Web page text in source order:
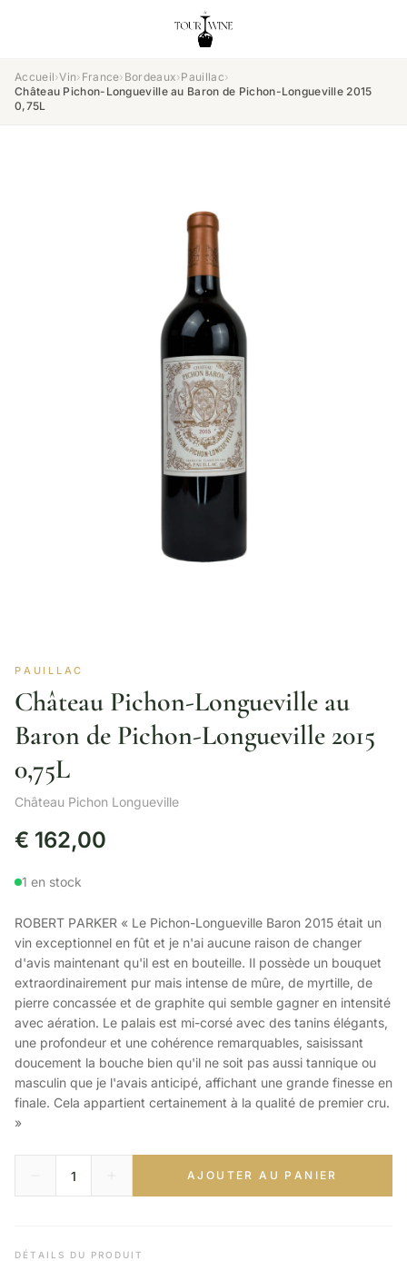
Accueil›Vin› France› Bordeaux›Pauillac›
Château Pichon-Longueville au Baron de Pichon-Longueville 2015
0,75L
PAUILLAC
Château Pichon-Longueville au
Baron de Pichon-Longueville 2015
0,75L
Château Pichon Longueville
€ 162,00
1 en stock
ROBERT PARKER « Le Pichon-Longueville Baron 2015 était un
vin exceptionnel en fût et je n'ai aucune raison de changer
d'avis maintenant qu'il est en bouteille. Il possède un bouquet
extraordinairement pur mais intense de mûre, de myrtille, de
pierre concassée et de graphite qui semble gagner en intensité
avec aération. Le palais est mi-corsé avec des tanins élégants,
une profondeur et une cohérence remarquables, saisissant
doucement la bouche bien qu'il ne soit pas aussi tannique ou
masculin que je l'avais anticipé, affichant une grande finesse en
finale. Cela appartient certainement à la qualité de premier cru.
»
AJOUTER AU PANIER
DÉTAILS DU PRODUIT